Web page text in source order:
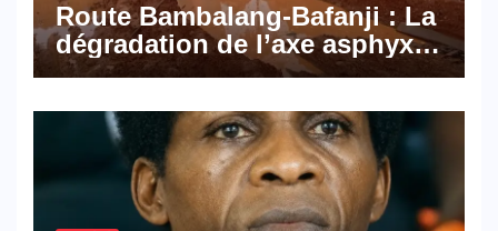
Route Bambalang-Bafanji : La
dégradation de l’axe asphyxie
les activités économiques